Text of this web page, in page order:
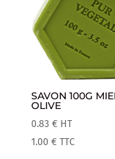
SAVON 100G
OLIVE
0.83 € HT
1.00 € TTC